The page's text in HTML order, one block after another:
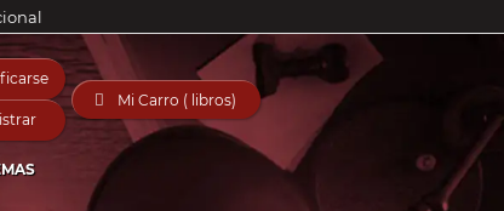
 Mi Carro ( libros)